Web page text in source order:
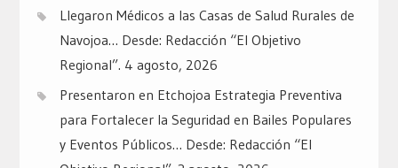
Llegaron Médicos a las Casas de Salud Rurales de
Navojoa… Desde: Redacción “El Objetivo
Regional”. 4 agosto, 2026
Presentaron en Etchojoa Estrategia Preventiva
para Fortalecer la Seguridad en Bailes Populares
y Eventos Públicos… Desde: Redacción “El